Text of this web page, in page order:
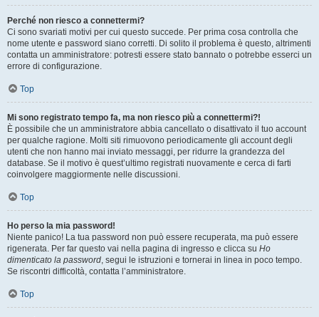
Perché non riesco a connettermi?
Ci sono svariati motivi per cui questo succede. Per prima cosa controlla che
nome utente e password siano corretti. Di solito il problema è questo, altrimenti
contatta un amministratore: potresti essere stato bannato o potrebbe esserci un
errore di configurazione.
Top
Mi sono registrato tempo fa, ma non riesco più a connettermi?!
È possibile che un amministratore abbia cancellato o disattivato il tuo account
per qualche ragione. Molti siti rimuovono periodicamente gli account degli
utenti che non hanno mai inviato messaggi, per ridurre la grandezza del
database. Se il motivo è quest’ultimo registrati nuovamente e cerca di farti
coinvolgere maggiormente nelle discussioni.
Top
Ho perso la mia password!
Niente panico! La tua password non può essere recuperata, ma può essere
rigenerata. Per far questo vai nella pagina di ingresso e clicca su Ho
dimenticato la password, segui le istruzioni e tornerai in linea in poco tempo.
Se riscontri difficoltà, contatta l’amministratore.
Top